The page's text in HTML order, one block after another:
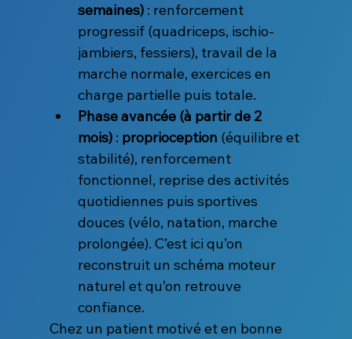
semaines) : renforcement
progressif (quadriceps, ischio-
jambiers, fessiers), travail de la
marche normale, exercices en
charge partielle puis totale.
Phase avancée (à partir de 2
mois) : proprioception (équilibre et
stabilité), renforcement
fonctionnel, reprise des activités
quotidiennes puis sportives
douces (vélo, natation, marche
prolongée). C’est ici qu’on
reconstruit un schéma moteur
naturel et qu’on retrouve
confiance.
Chez un patient motivé et en bonne